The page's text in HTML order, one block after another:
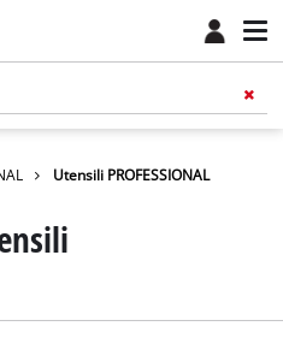
Utensili PROFESSIONAL